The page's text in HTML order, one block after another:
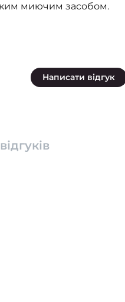
миючим засобом.
Написати відгук